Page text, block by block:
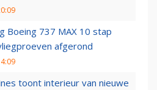
Boeing 737 MAX 10 stap
afgerond
toont interieur van nieuwe